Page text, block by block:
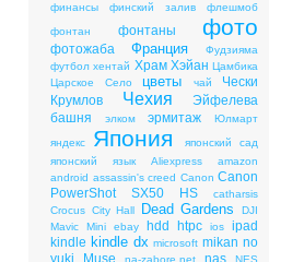
финансы
финский залив
флешмоб
фонтан
фонтаны фото
фотожаба Франция
Фудзияма
футбол хентай Храм Хэйан Цамбика
Царское Cело
цветы чай
Чески
Крумлов
Чехия
Эйфелева
башня
элком эрмитаж
Юлмарт
яндекс
Япония
японский сад
японский язык
Aliexpress
amazon
android assassin's creed Canon Canon
PowerShot SX50 HS
catharsis
Crocus City Hall
Dead Gardens
DJI
Mavic Mini
ebay hdd htpc ios
ipad
kindle kindle dx microsoft mikan no
yuki
Muse na-zabore.net nas NES